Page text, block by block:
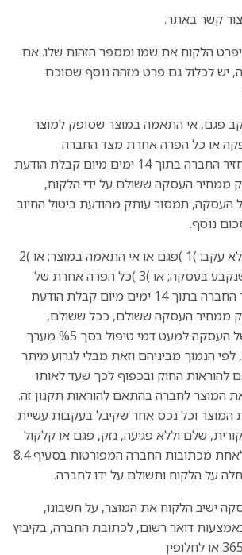
קשר באתר.
הלקוח את שמו ומספר הזהות שלו. אם
יש לכלול גם פרט מזהה נוסף שסוכם
פגם, אי התאמה במוצר שסופק למוצר
או כל הפרה אחרת מצד החברה
באספקת המוצר, תחזיר החברה בתוך 14 ימים מיום קבלת הודעת
ממחיר העסקה ששולם על ידי הלקוח,
תמסור עותק מהודעת ביטול החיוב
נוסף.
בביטול עסקה שלא עקב: )1 )פגם או אי התאמה במוצר; או )2
)אי אספקה במועד שנקבע בעסקה; או )3 )כל הפרה אחרת של
תנאי העסקה- תחזיר החברה בתוך 14 ימים מיום קבלת הודעת
ממחיר העסקה ששולם, ככל ששולם,
ותבטל את החיוב בשל העסקה למעט דמי טיפול בסך %5 מערך
או 100 ש"ח, לפי הנמוך מביניהם וזאת מבלי לגרוע מיתר
להוראות החוק ובכפוף לכך שעד לאותו
המוצר לחברה בהתאם להוראות תקנון זה.
המוצר וכל נכס אחר שקיבל בעקבות עשיית
שלם וללא פגיעה, נזק, פגם או קלקול
מכל מין וסוג שהוא לאחת מכתובות החברה המפורטות בסעיף 8.4
על הלקוח ותשולם על ידו לחברה.
ישיב הלקוח את המוצר, על חשבונו,
דואר רשום, לכתובת החברה, בקיבוץ